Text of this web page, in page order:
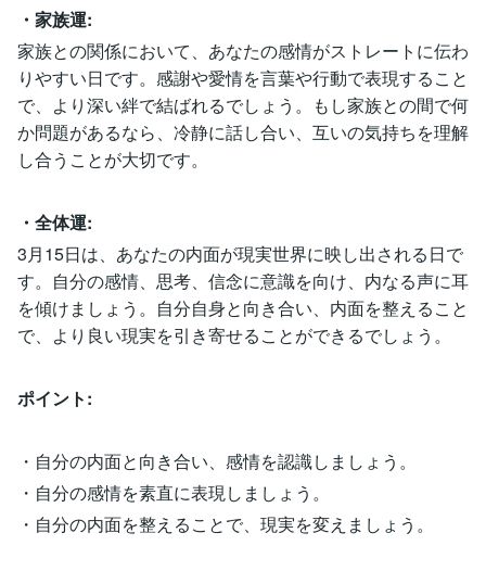
・家族運:
家族との関係において、あなたの感情がストレートに伝わ
りやすい日です。感謝や愛情を言葉や行動で表現すること
で、より深い絆で結ばれるでしょう。もし家族との間で何
か問題があるなら、冷静に話し合い、互いの気持ちを理解
し合うことが大切です。
・全体運:
3月15日は、あなたの内面が現実世界に映し出される日で
す。自分の感情、思考、信念に意識を向け、内なる声に耳
を傾けましょう。自分自身と向き合い、内面を整えること
で、より良い現実を引き寄せることができるでしょう。
ポイント:
・自分の内面と向き合い、感情を認識しましょう。
・自分の感情を素直に表現しましょう。
・自分の内面を整えることで、現実を変えましょう。